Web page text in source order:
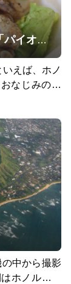
ちろんジョギ
ウーバーor
もアクセス可
かれていま
クの南側）
ト
遇。飼い主の
...）にも遭
こはあまり
多いハワイ
のある所で
カピオラニ公園で走ると見せかけて「パイオニアサルーン」へ
えば、ホノ
なじみの場
ル地点だか
もしれない）
園でジョギン
差し掛かれ
お店が左手
観光客のプ
パイオニアサ
いて帰る」
中から撮影